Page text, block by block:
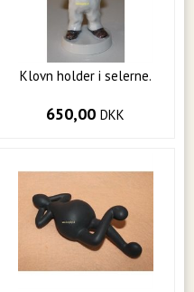
Klovn holder i selerne.
650,00DKK